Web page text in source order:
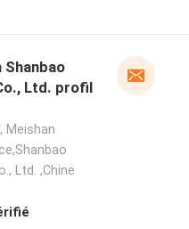
Shanbao
Ltd. profil
Meishan
Ltd. ,Chine